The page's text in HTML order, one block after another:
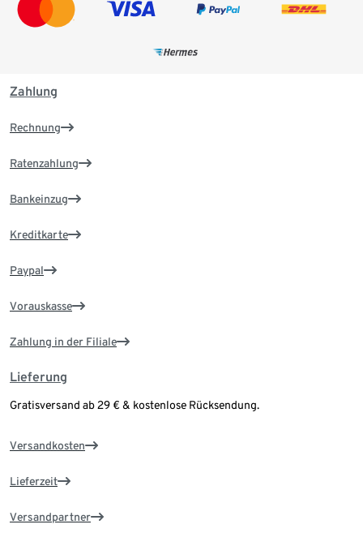
Zahlung
Rechnung
Ratenzahlung
Bankeinzug
Kreditkarte
Paypal
Vorauskasse
Zahlung in der Filiale
Lieferung
Gratisversand ab 29 € & kostenlose Rücksendung.
Versandkosten
Lieferzeit
Versandpartner